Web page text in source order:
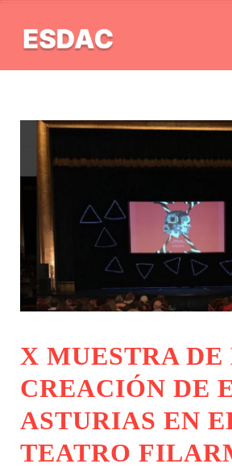
X MUESTRA DE
CREACIÓN DE
ASTURIAS EN
TEATRO